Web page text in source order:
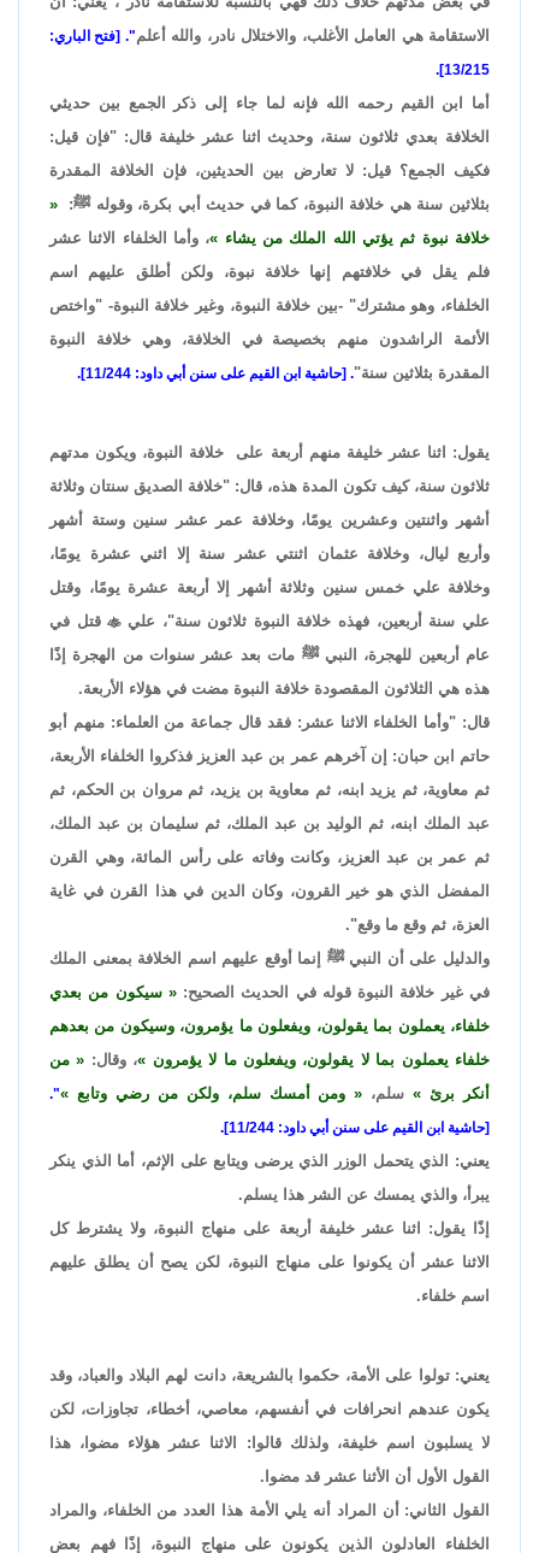
الاستقامة هي العامل الأغلب، والاختلال نادر، والله أعلم". [فتح الباري:
13/215].
أما ابن القيم رحمه الله فإنه لما جاء إلى ذكر الجمع بين حديثي
الخلافة بعدي ثلاثون سنة، وحديث اثنا عشر خليفة قال: "فإن قيل:
فكيف الجمع؟ قيل: لا تعارض بين الحديثين، فإن الخلافة المقدرة
بثلاثين سنة هي خلافة النبوة، كما في حديث أبي بكرة، وقوله ﷺ:
خلافة نبوة ثم يؤتي الله الملك من يشاء
، وأما الخلفاء الاثنا عشر
فلم يقل في خلافتهم إنها خلافة نبوة، ولكن أطلق عليهم اسم
الخلفاء، وهو مشترك" -بين خلافة النبوة، وغير خلافة النبوة- "واختص
الأئمة الراشدون منهم بخصيصة في الخلافة، وهي خلافة النبوة
المقدرة بثلاثين سنة". [حاشية ابن القيم على سنن أبي داود: 11/244].
يقول: اثنا عشر خليفة منهم أربعة على خلافة النبوة، ويكون مدتهم
ثلاثون سنة، كيف تكون المدة هذه، قال: "خلافة الصديق سنتان وثلاثة
أشهر واثنتين وعشرين يومًا، وخلافة عمر عشر سنين وستة أشهر
وأربع ليال، وخلافة عثمان اثنتي عشر سنة إلا اثني عشرة يومًا،
وخلافة علي خمس سنين وثلاثة أشهر إلا أربعة عشرة يومًا، وقتل
علي سنة أربعين، فهذه خلافة النبوة ثلاثون سنة"، عليقتل في
عام أربعين للهجرة، النبي ﷺ مات بعد عشر سنوات من الهجرة إذًا
هذه هي الثلاثون المقصودة خلافة النبوة مضت في هؤلاء الأربعة.
قال: "وأما الخلفاء الاثنا عشر: فقد قال جماعة من العلماء: منهم أبو
حاتم ابن حبان: إن آخرهم عمر بن عبد العزيز فذكروا الخلفاء الأربعة،
ثم معاوية، ثم يزيد ابنه، ثم معاوية بن يزيد، ثم مروان بن الحكم، ثم
عبد الملك ابنه، ثم الوليد بن عبد الملك، ثم سليمان بن عبد الملك،
ثم عمر بن عبد العزيز، وكانت وفاته على رأس المائة، وهي القرن
المفضل الذي هو خير القرون، وكان الدين في هذا القرن في غاية
العزة، ثم وقع ما وقع".
والدليل على أن النبي ﷺ إنما أوقع عليهم اسم الخلافة بمعنى الملك
في غير خلافة النبوة قوله في الحديث الصحيح:
سيكون من بعدي
خلفاء، يعملون بما يقولون، ويفعلون ما يؤمرون، وسيكون من بعدهم
خلفاء يعملون بما لا يقولون، ويفعلون ما لا يؤمرون
، وقال:
من
أنكر برئ
سلم، ومن أمسك سلم، ولكن من رضي وتابع
".
[حاشية ابن القيم على سنن أبي داود: 11/244].
يعني: الذي يتحمل الوزر الذي يرضى ويتابع على الإثم، أما الذي ينكر
يبرأ، والذي يمسك عن الشر هذا يسلم.
إذًا يقول: اثنا عشر خليفة أربعة على منهاج النبوة، ولا يشترط كل
الاثنا عشر أن يكونوا على منهاج النبوة، لكن يصح أن يطلق عليهم
اسم خلفاء.
يعني: تولوا على الأمة، حكموا بالشريعة، دانت لهم البلاد والعباد، وقد
يكون عندهم انحرافات في أنفسهم، معاصي، أخطاء، تجاوزات، لكن
لا يسلبون اسم خليفة، ولذلك قالوا: الاثنا عشر هؤلاء مضوا، هذا
القول الأول أن الأثنا عشر قد مضوا.
القول الثاني: أن المراد أنه يلي الأمة هذا العدد من الخلفاء، والمراد
الخلفاء العادلون الذين يكونون على منهاج النبوة، إذًا فهم بعض